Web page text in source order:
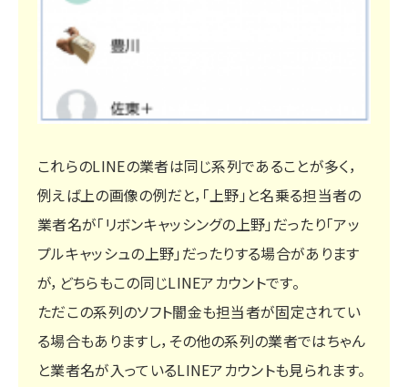
これらのLINEの業者は同じ系列であることが多く，
例えば上の画像の例だと，「上野」と名乗る担当者の
業者名が「リボンキャッシングの上野」だったり「アッ
プルキャッシュの上野」だったりする場合があります
が，どちらもこの同じLINEアカウントです。
ただこの系列のソフト闇金も担当者が固定されてい
る場合もありますし，その他の系列の業者ではちゃん
と業者名が入っているLINEアカウントも見られます。